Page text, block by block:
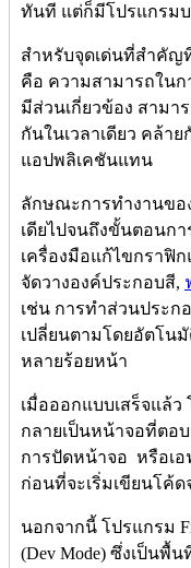
ทันที แต่ก็มีโปรแกรมบ
สำหรับจุดเด่นที่สำคัญ
คือ ความสามารถใน
มีส่วนเกี่ยวข้อง สามา
กันในเวลาเดียว คล้า
แอปพลิเคชันแทน
ลักษณะการทำงานขอ
เดียไปจนถึงขั้นตอนกา
เครื่องมือแก้ไขกราฟิก
จัดวางองค์ประกอบสี,
เช่น การทำส่วนประก
เปลี่ยนตามโดยอัตโน
หลายร้อยหน้า
เมื่อออกแบบเสร็จแล้ว
กลายเป็นหน้าจอที่ตอ
การปัดหน้าจอ หรือเอฟ
ก่อนที่จะเริ่มเขียนโค้
นอกจากนี้ โปรแกรม
(Dev Mode) ซึ่งเป็นพื้